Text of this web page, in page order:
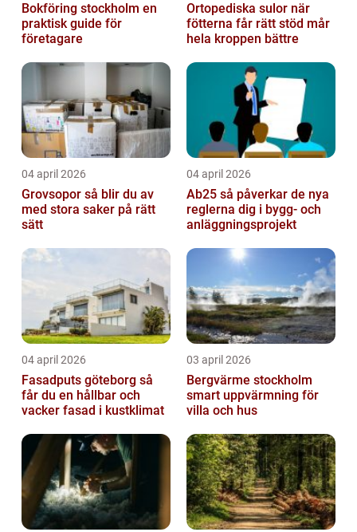
Bokföring stockholm en
praktisk guide för
företagare
Ortopediska sulor när
fötterna får rätt stöd mår
hela kroppen bättre
04 april 2026
Grovsopor så blir du av
med stora saker på rätt
sätt
04 april 2026
Ab25 så påverkar de nya
reglerna dig i bygg- och
anläggningsprojekt
04 april 2026
Fasadputs göteborg så
får du en hållbar och
vacker fasad i kustklimat
03 april 2026
Bergvärme stockholm
smart uppvärmning för
villa och hus